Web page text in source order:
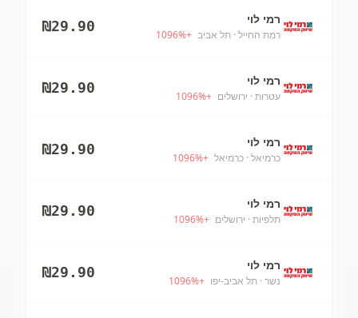
רמי לוי
רמת החייל · תל אביב +
1096%
₪29.90
רמי לוי
עטרות · ירושלים +
1096%
₪29.90
רמי לוי
כרמיאל · כרמיאל +
1096%
₪29.90
רמי לוי
תלפיות · ירושלים +
1096%
₪29.90
רמי לוי
נשר · תל אביב-יפו +
1096%
₪29.90